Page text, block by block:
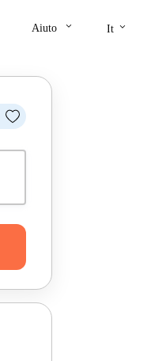
Aiuto keyboard_arrow_down It keyboard_arrow_down